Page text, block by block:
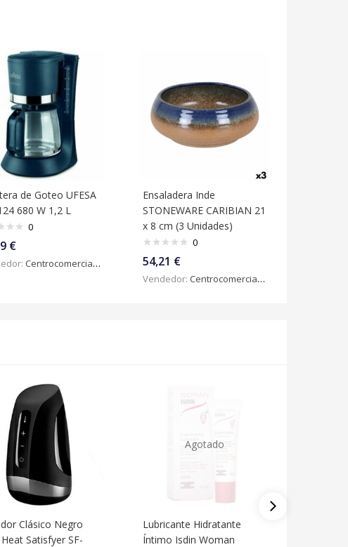
de Goteo UFESA
680 W 1,2 L
0
€
Centrocomercialdigital
Ensaladera Inde
STONEWARE CARIBIAN 21
x 8 cm (3 Unidades)
0
54,21 €
Vendedor: Centrocomercialdigital
Clásico Negro
Satisfyer SF-
Agotado
Lubricante Hidratante
Íntimo Isdin Woman